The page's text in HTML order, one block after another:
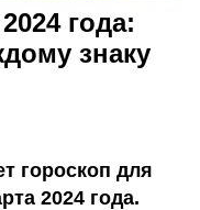
года:
знаку
гороскоп для
2024 года.